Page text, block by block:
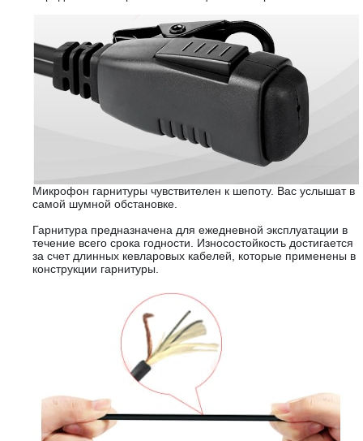
Микрофон гарнитуры чувствителен к шепоту. Вас услышат в
самой шумной обстановке.
Гарнитура предназначена для ежедневной эксплуатации в
течение всего срока годности. Износостойкость достигается
за счет длинных кевларовых кабелей, которые применены в
конструкции гарнитуры.